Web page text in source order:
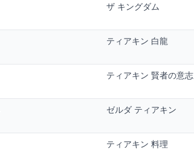
ザ キングダム
ティアキン 白龍
ティアキン 賢者の意志
ゼルダ ティアキン
ティアキン 料理